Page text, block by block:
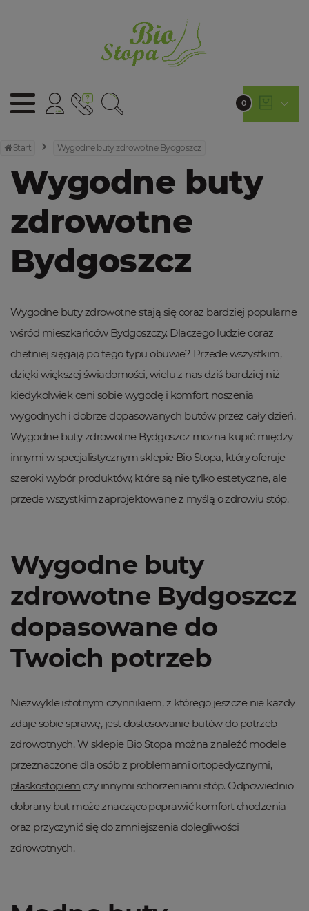
0
Start Wygodne buty zdrowotne Bydgoszcz
Wygodne buty
zdrowotne
Bydgoszcz
Wygodne buty zdrowotne stają się coraz bardziej popularne
wśród mieszkańców Bydgoszczy. Dlaczego ludzie coraz
chętniej sięgają po tego typu obuwie? Przede wszystkim,
dzięki większej świadomości, wielu z nas dziś bardziej niż
kiedykolwiek ceni sobie wygodę i komfort noszenia
wygodnych i dobrze dopasowanych butów przez cały dzień.
Wygodne buty zdrowotne Bydgoszcz można kupić między
innymi w specjalistycznym sklepie Bio Stopa, który oferuje
szeroki wybór produktów, które są nie tylko estetyczne, ale
przede wszystkim zaprojektowane z myślą o zdrowiu stóp.
Wygodne buty
zdrowotne Bydgoszcz
dopasowane do
Twoich potrzeb
Niezwykle istotnym czynnikiem, z którego jeszcze nie każdy
zdaje sobie sprawę, jest dostosowanie butów do potrzeb
zdrowotnych. W sklepie Bio Stopa można znaleźć modele
przeznaczone dla osób z problemami ortopedycznymi,
płaskostopiem czy innymi schorzeniami stóp. Odpowiednio
dobrany but może znacząco poprawić komfort chodzenia
oraz przyczynić się do zmniejszenia dolegliwości
zdrowotnych.